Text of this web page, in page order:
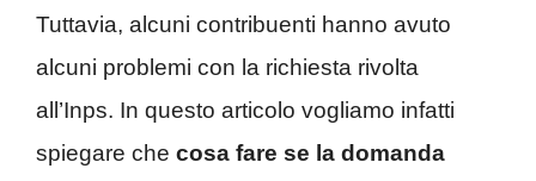
Tuttavia, alcuni contribuenti hanno avuto
alcuni problemi con la richiesta rivolta
all’Inps. In questo articolo vogliamo infatti
spiegare che cosa fare se la domanda